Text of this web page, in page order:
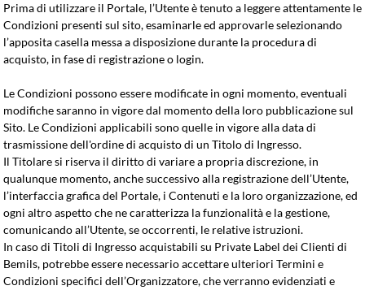
Prima di utilizzare il Portale, l’Utente è tenuto a leggere attentamente le
Condizioni presenti sul sito, esaminarle ed approvarle selezionando
l’apposita casella messa a disposizione durante la procedura di
acquisto, in fase di registrazione o login.
Le Condizioni possono essere modificate in ogni momento, eventuali
modifiche saranno in vigore dal momento della loro pubblicazione sul
Sito. Le Condizioni applicabili sono quelle in vigore alla data di
trasmissione dell'ordine di acquisto di un Titolo di Ingresso.
Il Titolare si riserva il diritto di variare a propria discrezione, in
qualunque momento, anche successivo alla registrazione dell’Utente,
l’interfaccia grafica del Portale, i Contenuti e la loro organizzazione, ed
ogni altro aspetto che ne caratterizza la funzionalità e la gestione,
comunicando all’Utente, se occorrenti, le relative istruzioni.
In caso di Titoli di Ingresso acquistabili su Private Label dei Clienti di
Bemils, potrebbe essere necessario accettare ulteriori Termini e
Condizioni specifici dell’Organizzatore, che verranno evidenziati e